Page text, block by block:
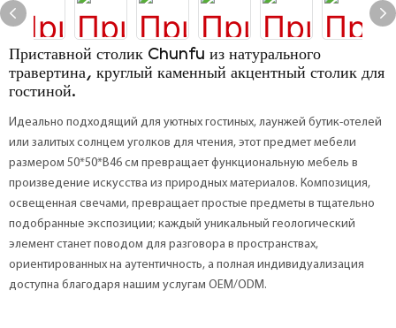
Приставной столик Chunfu из натурального
травертина, круглый каменный акцентный столик для
гостиной.
Идеально подходящий для уютных гостиных, лаунжей бутик-отелей
или залитых солнцем уголков для чтения, этот предмет мебели
размером 50*50*В46 см превращает функциональную мебель в
произведение искусства из природных материалов. Композиция,
освещенная свечами, превращает простые предметы в тщательно
подобранные экспозиции; каждый уникальный геологический
элемент станет поводом для разговора в пространствах,
ориентированных на аутентичность, а полная индивидуализация
доступна благодаря нашим услугам OEM/ODM.